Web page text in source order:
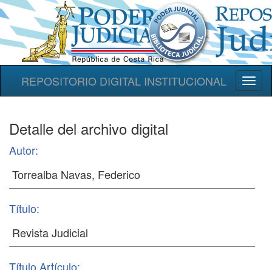
REPOSITORIO DIGITAL INSTITUCIONAL
Detalle del archivo digital
Autor:
Título:
Título Artículo: